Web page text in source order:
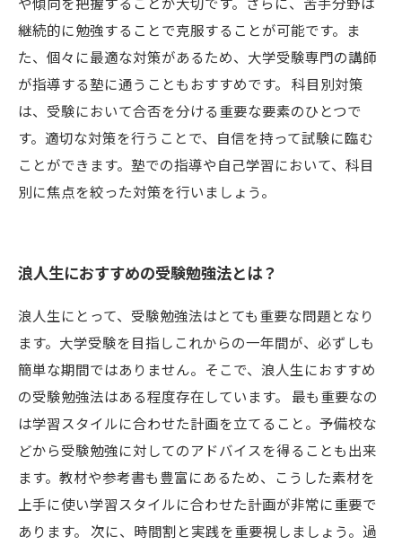
継続的に勉強することで克服することが可能です。ま
た、個々に最適な対策があるため、大学受験専門の講師
が指導する塾に通うこともおすすめです。 科目別対策
は、受験において合否を分ける重要な要素のひとつで
す。適切な対策を行うことで、自信を持って試験に臨む
ことができます。塾での指導や自己学習において、科目
別に焦点を絞った対策を行いましょう。
浪人生におすすめの受験勉強法とは？
浪人生にとって、受験勉強法はとても重要な問題となり
ます。大学受験を目指しこれからの一年間が、必ずしも
簡単な期間ではありません。そこで、浪人生におすすめ
の受験勉強法はある程度存在しています。 最も重要なの
は学習スタイルに合わせた計画を立てること。予備校な
どから受験勉強に対してのアドバイスを得ることも出来
ます。教材や参考書も豊富にあるため、こうした素材を
上手に使い学習スタイルに合わせた計画が非常に重要で
あります。 次に、時間割と実践を重要視しましょう。過